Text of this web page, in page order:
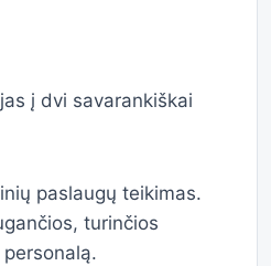
į dvi savarankiškai
paslaugų teikimas.
turinčios